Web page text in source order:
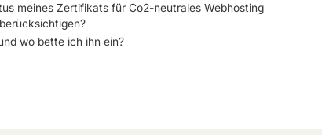
meines Zertifikats für Co2-neutrales Webhosting
wo bette ich ihn ein?